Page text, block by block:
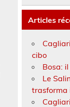
Articles
cibo
Bosa:
Le
trasforma